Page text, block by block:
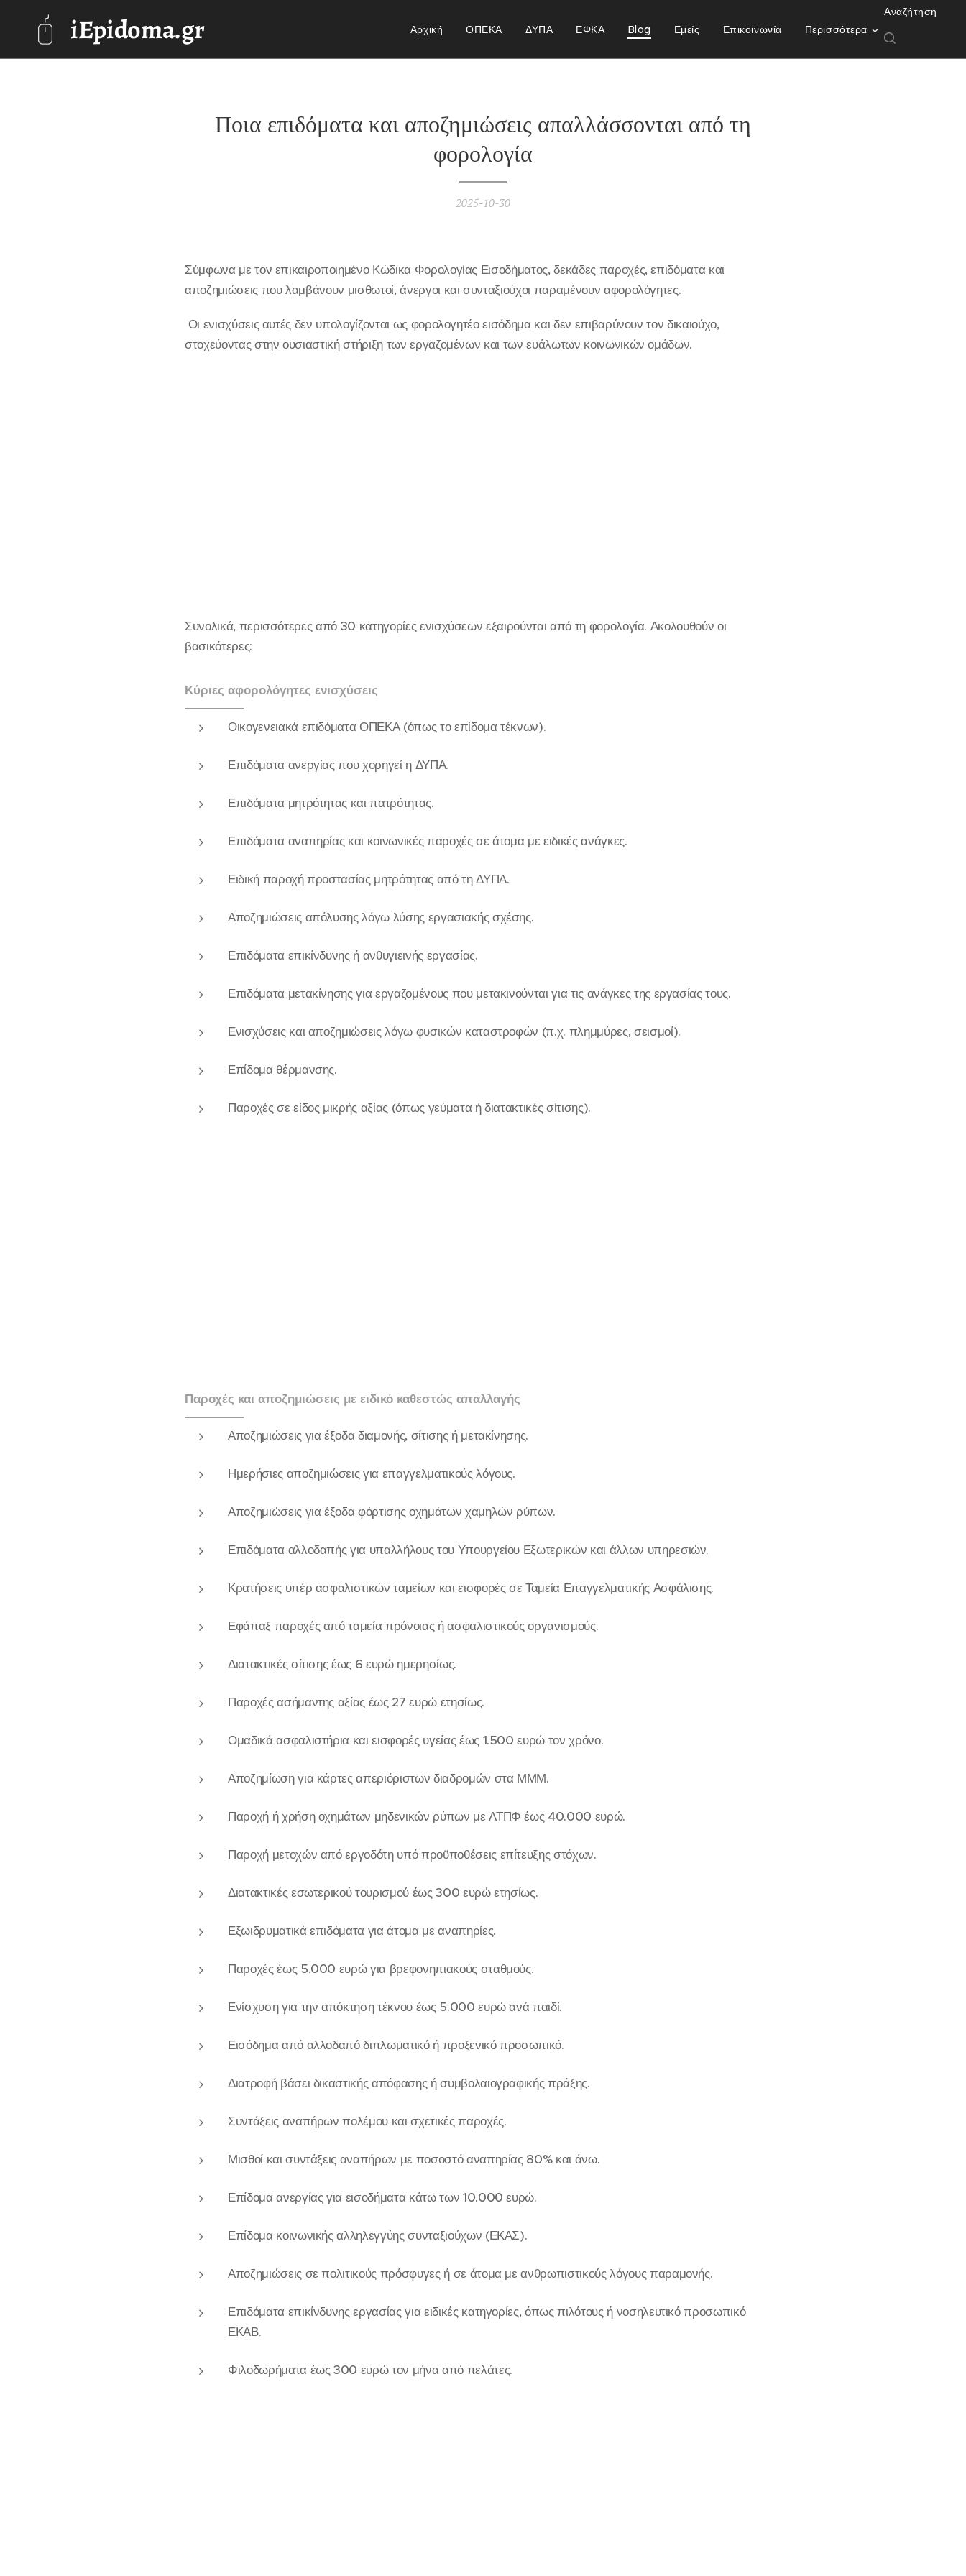
iEpidoma.gr Αρχική ΟΠΕΚΑ ΔΥΠΑ ΕΦΚΑ Blog Εμείς Επικοινωνία Περισσότερα
Αναζήτηση
Ποια επιδόματα και αποζημιώσεις απαλλάσσονται από τη
φορολογία
2025-10-30
Σύμφωνα με τον επικαιροποιημένο Κώδικα Φορολογίας Εισοδήματος, δεκάδες παροχές, επιδόματα και
αποζημιώσεις που λαμβάνουν μισθωτοί, άνεργοι και συνταξιούχοι παραμένουν αφορολόγητες.
Οι ενισχύσεις αυτές δεν υπολογίζονται ως φορολογητέο εισόδημα και δεν επιβαρύνουν τον δικαιούχο,
στοχεύοντας στην ουσιαστική στήριξη των εργαζομένων και των ευάλωτων κοινωνικών ομάδων.
Συνολικά, περισσότερες από 30 κατηγορίες ενισχύσεων εξαιρούνται από τη φορολογία. Ακολουθούν οι
βασικότερες:
Κύριες αφορολόγητες ενισχύσεις
Οικογενειακά επιδόματα ΟΠΕΚΑ (όπως το επίδομα τέκνων).
Επιδόματα ανεργίας που χορηγεί η ΔΥΠΑ.
Επιδόματα μητρότητας και πατρότητας.
Επιδόματα αναπηρίας και κοινωνικές παροχές σε άτομα με ειδικές ανάγκες.
Ειδική παροχή προστασίας μητρότητας από τη ΔΥΠΑ.
Αποζημιώσεις απόλυσης λόγω λύσης εργασιακής σχέσης.
Επιδόματα επικίνδυνης ή ανθυγιεινής εργασίας.
Επιδόματα μετακίνησης για εργαζομένους που μετακινούνται για τις ανάγκες της εργασίας τους.
Ενισχύσεις και αποζημιώσεις λόγω φυσικών καταστροφών (π.χ. πλημμύρες, σεισμοί).
Επίδομα θέρμανσης.
Παροχές σε είδος μικρής αξίας (όπως γεύματα ή διατακτικές σίτισης).
Παροχές και αποζημιώσεις με ειδικό καθεστώς απαλλαγής
Αποζημιώσεις για έξοδα διαμονής, σίτισης ή μετακίνησης.
Ημερήσιες αποζημιώσεις για επαγγελματικούς λόγους.
Αποζημιώσεις για έξοδα φόρτισης οχημάτων χαμηλών ρύπων.
Επιδόματα αλλοδαπής για υπαλλήλους του Υπουργείου Εξωτερικών και άλλων υπηρεσιών.
Κρατήσεις υπέρ ασφαλιστικών ταμείων και εισφορές σε Ταμεία Επαγγελματικής Ασφάλισης.
Εφάπαξ παροχές από ταμεία πρόνοιας ή ασφαλιστικούς οργανισμούς.
Διατακτικές σίτισης έως 6 ευρώ ημερησίως.
Παροχές ασήμαντης αξίας έως 27 ευρώ ετησίως.
Ομαδικά ασφαλιστήρια και εισφορές υγείας έως 1.500 ευρώ τον χρόνο.
Αποζημίωση για κάρτες απεριόριστων διαδρομών στα ΜΜΜ.
Παροχή ή χρήση οχημάτων μηδενικών ρύπων με ΛΤΠΦ έως 40.000 ευρώ.
Παροχή μετοχών από εργοδότη υπό προϋποθέσεις επίτευξης στόχων.
Διατακτικές εσωτερικού τουρισμού έως 300 ευρώ ετησίως.
Εξωιδρυματικά επιδόματα για άτομα με αναπηρίες.
Παροχές έως 5.000 ευρώ για βρεφονηπιακούς σταθμούς.
Ενίσχυση για την απόκτηση τέκνου έως 5.000 ευρώ ανά παιδί.
Εισόδημα από αλλοδαπό διπλωματικό ή προξενικό προσωπικό.
Διατροφή βάσει δικαστικής απόφασης ή συμβολαιογραφικής πράξης.
Συντάξεις αναπήρων πολέμου και σχετικές παροχές.
Μισθοί και συντάξεις αναπήρων με ποσοστό αναπηρίας 80% και άνω.
Επίδομα ανεργίας για εισοδήματα κάτω των 10.000 ευρώ.
Επίδομα κοινωνικής αλληλεγγύης συνταξιούχων (ΕΚΑΣ).
Αποζημιώσεις σε πολιτικούς πρόσφυγες ή σε άτομα με ανθρωπιστικούς λόγους παραμονής.
Επιδόματα επικίνδυνης εργασίας για ειδικές κατηγορίες, όπως πιλότους ή νοσηλευτικό προσωπικό
ΕΚΑΒ.
Φιλοδωρήματα έως 300 ευρώ τον μήνα από πελάτες.